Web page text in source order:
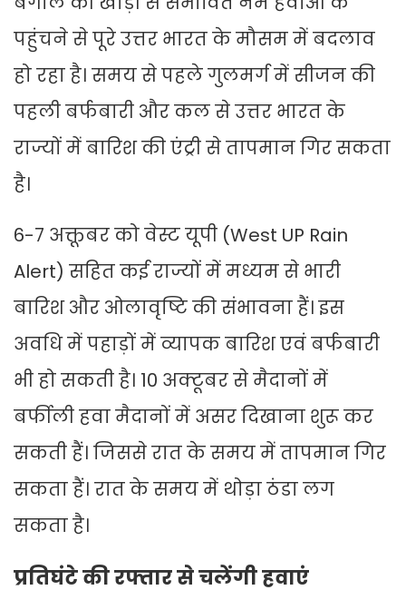
पहुंचने से पूरे उत्तर भारत के मौसम में बदलाव
हो रहा है। समय से पहले गुलमर्ग में सीजन की
पहली बर्फबारी और कल से उत्तर भारत के
राज्यों में बारिश की एंट्री से तापमान गिर सकता
है।
6-7 अक्तूबर को वेस्ट यूपी (West UP Rain
Alert) सहित कई राज्यों में मध्यम से भारी
बारिश और ओलावृष्टि की संभावना हैं। इस
अवधि में पहाड़ों में व्यापक बारिश एवं बर्फबारी
भी हो सकती है। 10 अक्टूबर से मैदानों में
बर्फीली हवा मैदानों में असर दिखाना शुरू कर
सकती हैं। जिससे रात के समय में तापमान गिर
सकता हैं। रात के समय में थोड़ा ठंडा लग
सकता है।
प्रतिघंटे की रफ्तार से चलेंगी हवाएं